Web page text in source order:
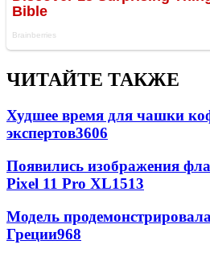
ЧИТАЙТЕ ТАКЖЕ
Худшее время для чашки
экспертов3606
Появились изображения
Pixel 11 Pro XL1513
Модель
Греции968